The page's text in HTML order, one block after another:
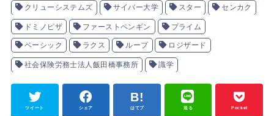
クリューシステムズ サイバー大学 スター センカク
ドミノピザ ファーストペンギン プライム
ベーシック ラクス ループ ロジザード
社会保険労務士法人飯田橋事務所 識学
ツイート シェア はてブ 送る Pocket